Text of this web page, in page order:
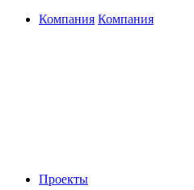
Компания Компания
Проекты